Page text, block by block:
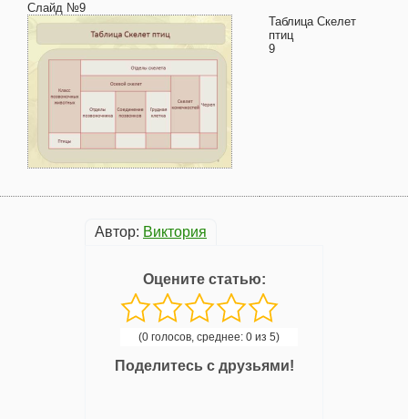
Слайд №9
Таблица Скелет
птиц
9
Автор: Виктория
Оцените статью:
(0 голосов, среднее: 0 из 5)
Поделитесь с друзьями!